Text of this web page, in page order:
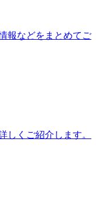
報などをまとめてご
しくご紹介します。